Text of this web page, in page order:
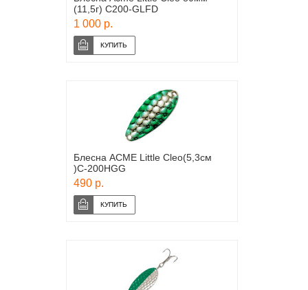
(11,5г) C200-GLFD
1 000 р.
Блесна ACME Little Cleo(5,3см
)С-200HGG
490 р.